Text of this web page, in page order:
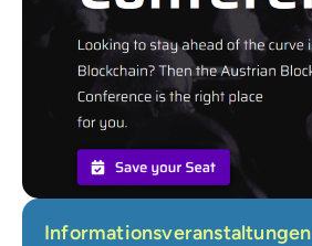
Informationsveranstaltungen